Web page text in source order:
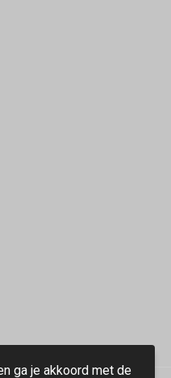
ga je akkoord met de